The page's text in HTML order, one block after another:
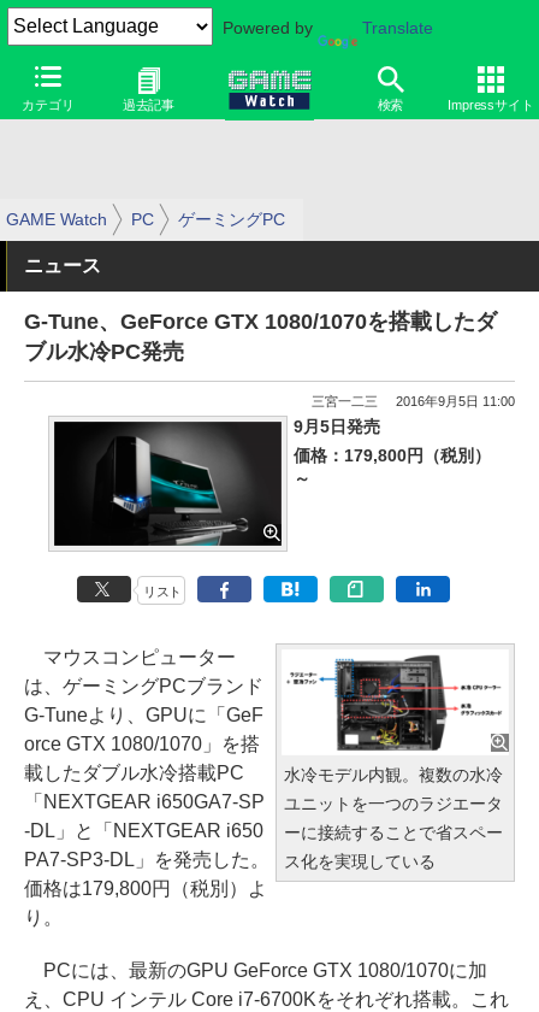
Powered by Translate
カテゴリ 過去記事 検索 Impressサイト
GAME Watch PC ゲーミングPC
ニュース
G-Tune、GeForce GTX 1080/1070を搭載したダ
ブル水冷PC発売
三宮一二三 2016年9月5日 11:00
9月5日発売
価格：179,800円（税別）
～
リスト
水冷モデル内観。複数の水冷
ユニットを一つのラジエータ
ーに接続することで省スペー
ス化を実現している
マウスコンピューター
は、ゲーミングPCブランド
G-Tuneより、GPUに「GeF
orce GTX 1080/1070」を搭
載したダブル水冷搭載PC
「NEXTGEAR i650GA7-SP
-DL」と「NEXTGEAR i650
PA7-SP3-DL」を発売した。
価格は179,800円（税別）よ
り。
PCには、最新のGPU GeForce GTX 1080/1070に加
え、CPU インテル Core i7-6700Kをそれぞれ搭載。これ